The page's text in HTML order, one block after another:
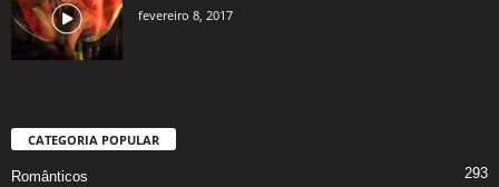
fevereiro 8, 2017
CATEGORIA POPULAR
Românticos 293